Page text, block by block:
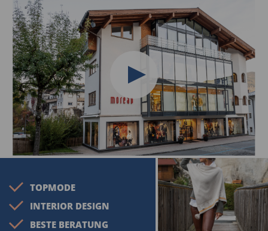
TOPMODE
INTERIOR DESIGN
BESTE BERATUNG